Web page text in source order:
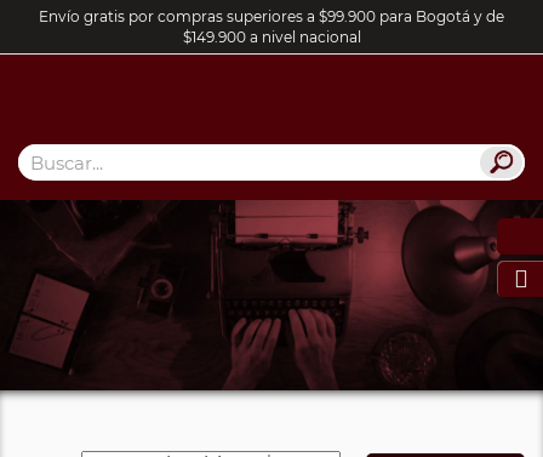
Envío gratis por compras superiores a $99.900 para Bogotá y de
$149.900 a nivel nacional
